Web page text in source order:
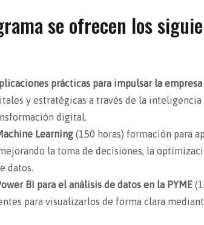
se ofrecen los
prácticas para impulsar la
y estratégicas a través de la
digital.
Learning(150 horas) formación para
la toma de decisiones, la
datos.
BI para el análisis de datos en la PYME
para visualizarlos de forma clara